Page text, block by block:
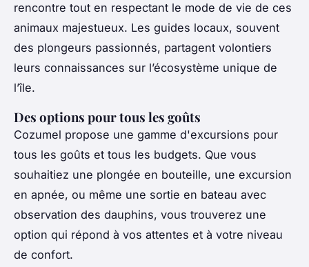
rencontre tout en respectant le mode de vie de ces
animaux majestueux. Les guides locaux, souvent
des plongeurs passionnés, partagent volontiers
leurs connaissances sur l’écosystème unique de
l’île.
Des options pour tous les goûts
Cozumel propose une gamme d'excursions pour
tous les goûts et tous les budgets. Que vous
souhaitiez une plongée en bouteille, une excursion
en apnée, ou même une sortie en bateau avec
observation des dauphins, vous trouverez une
option qui répond à vos attentes et à votre niveau
de confort.